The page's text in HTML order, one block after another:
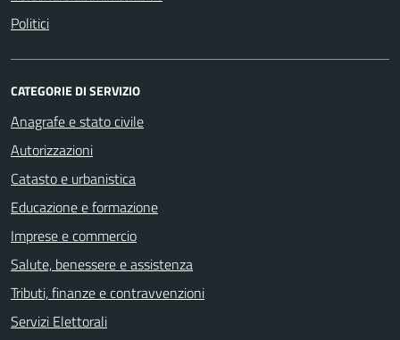
Politici
CATEGORIE DI SERVIZIO
Anagrafe e stato civile
Autorizzazioni
Catasto e urbanistica
Educazione e formazione
Imprese e commercio
Salute, benessere e assistenza
Tributi, finanze e contravvenzioni
Servizi Elettorali